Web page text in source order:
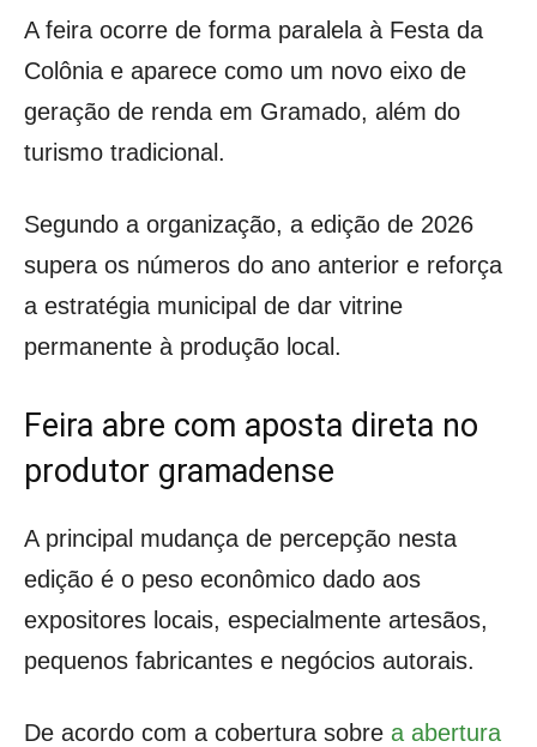
A feira ocorre de forma paralela à Festa da
Colônia e aparece como um novo eixo de
geração de renda em Gramado, além do
turismo tradicional.
Segundo a organização, a edição de 2026
supera os números do ano anterior e reforça
a estratégia municipal de dar vitrine
permanente à produção local.
Feira abre com aposta direta no
produtor gramadense
A principal mudança de percepção nesta
edição é o peso econômico dado aos
expositores locais, especialmente artesãos,
pequenos fabricantes e negócios autorais.
De acordo com a cobertura sobre a abertura